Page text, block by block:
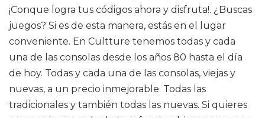
¡Conque logra tus códigos ahora y disfruta!. ¿Buscas
juegos? Si es de esta manera, estás en el lugar
conveniente. En Cultture tenemos todas y cada
una de las consolas desde los años 80 hasta el día
de hoy. Todas y cada una de las consolas, viejas y
nuevas, a un precio inmejorable. Todas las
tradicionales y también todas las nuevas. Si quieres